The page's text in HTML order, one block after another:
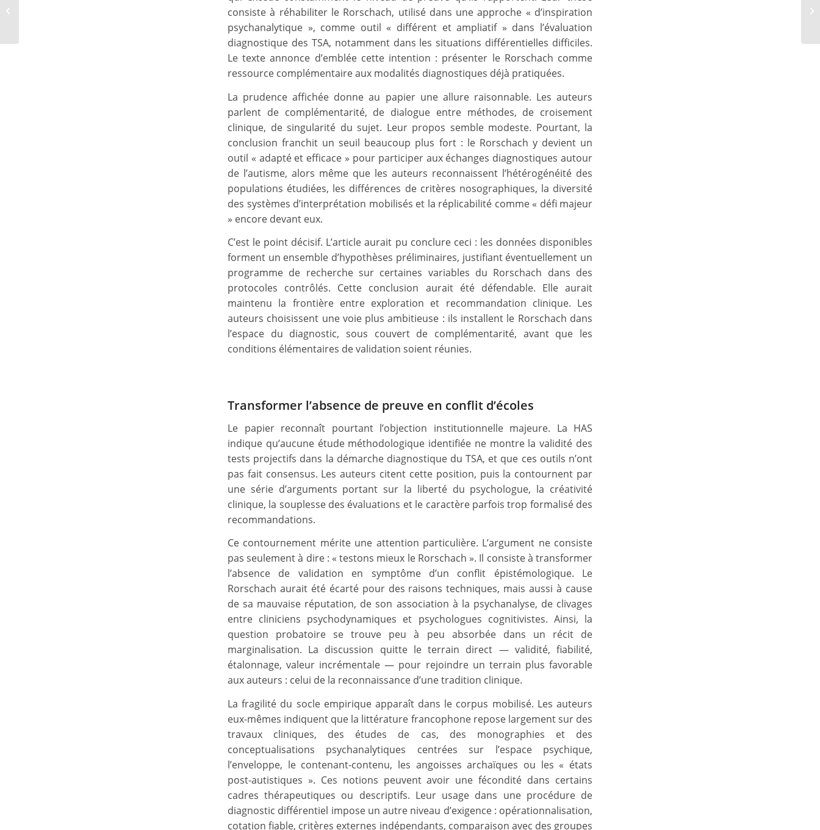
consiste à réhabiliter le Rorschach, utilisé dans une approche « d’inspiration
psychanalytique », comme outil « différent et ampliatif » dans l’évaluation
diagnostique des TSA, notamment dans les situations différentielles difficiles.
Le texte annonce d’emblée cette intention : présenter le Rorschach comme
ressource complémentaire aux modalités diagnostiques déjà pratiquées.
La prudence affichée donne au papier une allure raisonnable. Les auteurs
parlent de complémentarité, de dialogue entre méthodes, de croisement
clinique, de singularité du sujet. Leur propos semble modeste. Pourtant, la
conclusion franchit un seuil beaucoup plus fort : le Rorschach y devient un
outil « adapté et efficace » pour participer aux échanges diagnostiques autour
de l’autisme, alors même que les auteurs reconnaissent l’hétérogénéité des
populations étudiées, les différences de critères nosographiques, la diversité
des systèmes d’interprétation mobilisés et la réplicabilité comme « défi majeur
» encore devant eux.
C’est le point décisif. L’article aurait pu conclure ceci : les données disponibles
forment un ensemble d’hypothèses préliminaires, justifiant éventuellement un
programme de recherche sur certaines variables du Rorschach dans des
protocoles contrôlés. Cette conclusion aurait été défendable. Elle aurait
maintenu la frontière entre exploration et recommandation clinique. Les
auteurs choisissent une voie plus ambitieuse : ils installent le Rorschach dans
l’espace du diagnostic, sous couvert de complémentarité, avant que les
conditions élémentaires de validation soient réunies.
Transformer l’absence de preuve en conflit d’écoles
Le papier reconnaît pourtant l’objection institutionnelle majeure. La HAS
indique qu’aucune étude méthodologique identifiée ne montre la validité des
tests projectifs dans la démarche diagnostique du TSA, et que ces outils n’ont
pas fait consensus. Les auteurs citent cette position, puis la contournent par
une série d’arguments portant sur la liberté du psychologue, la créativité
clinique, la souplesse des évaluations et le caractère parfois trop formalisé des
recommandations.
Ce contournement mérite une attention particulière. L’argument ne consiste
pas seulement à dire : « testons mieux le Rorschach ». Il consiste à transformer
l’absence de validation en symptôme d’un conflit épistémologique. Le
Rorschach aurait été écarté pour des raisons techniques, mais aussi à cause
de sa mauvaise réputation, de son association à la psychanalyse, de clivages
entre cliniciens psychodynamiques et psychologues cognitivistes. Ainsi, la
question probatoire se trouve peu à peu absorbée dans un récit de
marginalisation. La discussion quitte le terrain direct — validité, fiabilité,
étalonnage, valeur incrémentale — pour rejoindre un terrain plus favorable
aux auteurs : celui de la reconnaissance d’une tradition clinique.
La fragilité du socle empirique apparaît dans le corpus mobilisé. Les auteurs
eux-mêmes indiquent que la littérature francophone repose largement sur des
travaux cliniques, des études de cas, des monographies et des
conceptualisations psychanalytiques centrées sur l’espace psychique,
l’enveloppe, le contenant-contenu, les angoisses archaïques ou les « états
post-autistiques ». Ces notions peuvent avoir une fécondité dans certains
cadres thérapeutiques ou descriptifs. Leur usage dans une procédure de
diagnostic différentiel impose un autre niveau d’exigence : opérationnalisation,
cotation fiable, critères externes indépendants, comparaison avec des groupes